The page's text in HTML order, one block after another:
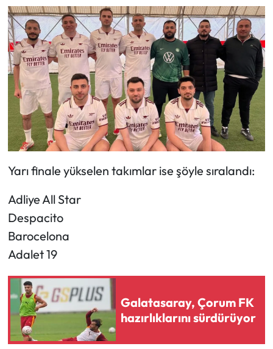
Yarı finale yükselen takımlar ise şöyle sıralandı:
Adliye All Star
Despacito
Barocelona
Adalet 19
Galatasaray, Çorum FK
hazırlıklarını sürdürüyor
Mecitözü Haberleri
Oğuzlar Haberleri
Ortaköy Haberleri
Osmancık Haberleri
Otomotiv
Resmi Reklam
Sağlık
Siyaset
Spor
Sungurlu Haberleri